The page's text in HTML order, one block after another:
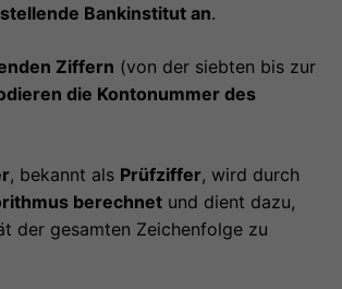
Bankinstitut an.
Ziffern (von der siebten bis zur
die Kontonummer des
, bekannt als Prüfziffer, wird durch
berechnet und dient dazu,
der gesamten Zeichenfolge zu